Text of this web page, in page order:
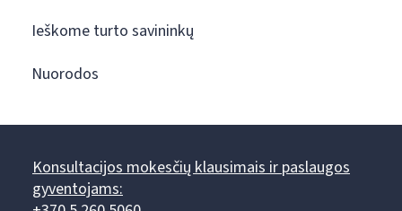
Ieškome turto savininkų
Nuorodos
Konsultacijos mokesčių klausimais ir paslaugos
gyventojams: